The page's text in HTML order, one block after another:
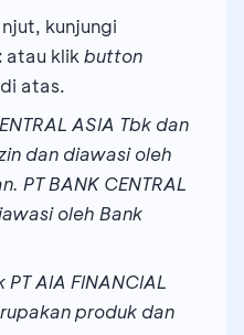
Jiwa Maksima
masa
Pay.
produk
yang bisa
nasabah prioritas
yang membeli
(MVP) dengan
yang membeli polis
di halaman ini.
Rp100 juta
kunjungi
atau klik button
atas.
ASIA Tbk dan
dan diawasi oleh
PT BANK CENTRAL
oleh Bank
AIA FINANCIAL
produk dan